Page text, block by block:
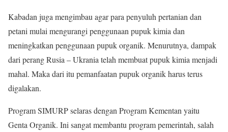
Kabadan juga mengimbau agar para penyuluh pertanian dan
petani mulai mengurangi penggunaan pupuk kimia dan
meningkatkan penggunaan pupuk organik. Menurutnya, dampak
dari perang Rusia – Ukrania telah membuat pupuk kimia menjadi
mahal. Maka dari itu pemanfaatan pupuk organik harus terus
digalakan.
Program SIMURP selaras dengan Program Kementan yaitu
Genta Organik. Ini sangat membantu program pemerintah, salah